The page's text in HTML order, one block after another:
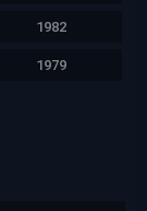
1982
1979